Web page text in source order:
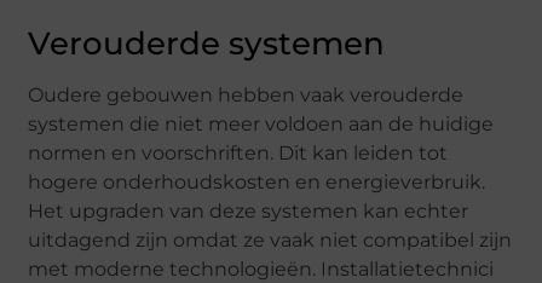
Verouderde systemen
Oudere gebouwen hebben vaak verouderde
systemen die niet meer voldoen aan de huidige
normen en voorschriften. Dit kan leiden tot
hogere onderhoudskosten en energieverbruik.
Het upgraden van deze systemen kan echter
uitdagend zijn omdat ze vaak niet compatibel zijn
met moderne technologieën. Installatietechnici